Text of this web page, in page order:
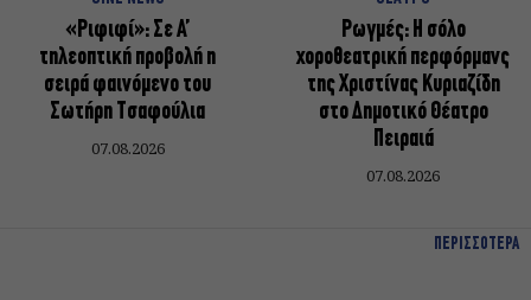
«Ριφιφί»: Σε Α’
τηλεοπτική προβολή η
σειρά φαινόμενο του
Σωτήρη Τσαφούλια
07.08.2026
Ρωγμές: Η σόλο
χοροθεατρική περφόρμανς
της Χριστίνας Κυριαζίδη
στο Δημοτικό Θέατρο
Πειραιά
07.08.2026
ΠΕΡΙΣΣΟΤΕΡΑ